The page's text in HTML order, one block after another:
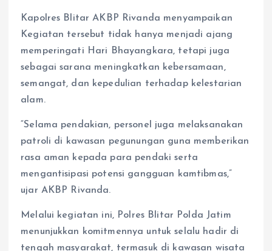
Kapolres Blitar AKBP Rivanda menyampaikan
Kegiatan tersebut tidak hanya menjadi ajang
memperingati Hari Bhayangkara, tetapi juga
sebagai sarana meningkatkan kebersamaan,
semangat, dan kepedulian terhadap kelestarian
alam.
“Selama pendakian, personel juga melaksanakan
patroli di kawasan pegunungan guna memberikan
rasa aman kepada para pendaki serta
mengantisipasi potensi gangguan kamtibmas,”
ujar AKBP Rivanda.
Melalui kegiatan ini, Polres Blitar Polda Jatim
menunjukkan komitmennya untuk selalu hadir di
tengah masyarakat, termasuk di kawasan wisata